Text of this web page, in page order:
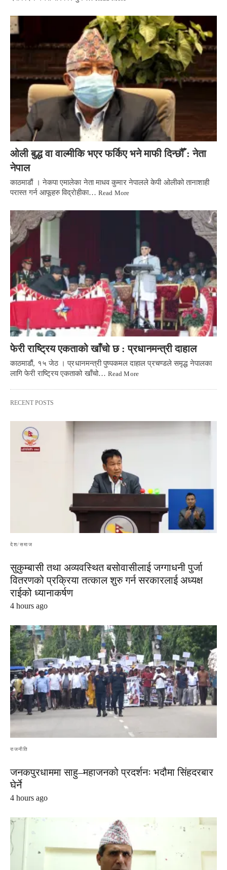
ओली बुद्ध वा वाल्मीकि भएर फर्किए भने माफी दिन्छौँ : नेता
नेपाल
काठमाडौं । नेकपा एमालेका नेता माधव कुमार नेपालले केपी ओलीको तानाशाही
परास्त गर्न आफूहरु विद्रोहीका… Read More
फेरी राष्ट्रिय एकताको खाँचो छ : प्रधानमन्त्री दाहाल
काठमाडौं, १५ जेठ । प्रधानमन्त्री पुष्पकमल दाहाल प्रचण्डले समृद्ध नेपालका
लागि फेरी राष्ट्रिय एकताको खाँचो… Read More
RECENT POSTS
देश/समाज
सुकुम्बासी तथा अव्यवस्थित बसोवासीलाई जग्गाधनी पुर्जा
वितरणको प्रक्रिया तत्काल शुरु गर्न सरकारलाई अध्यक्ष
राईको ध्यानाकर्षण
4 hours ago
राजनीति
जनकपुरधाममा साहु–महाजनको प्रदर्शनः भदौमा सिंहदरबार
घेर्ने
4 hours ago